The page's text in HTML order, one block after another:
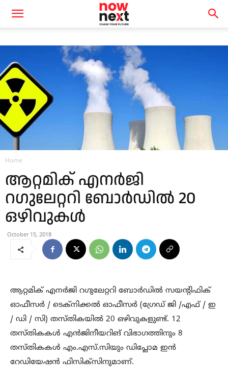
Home
ആറ്റമിക് എനർജി
റഗുലേറ്ററി ബോർഡിൽ 20
ഒഴിവുകൾ
October 15, 2018
ആറ്റമിക് എനർജി റഗുലേറ്ററി ബോർഡിൽ സയന്റിഫിക്
ഓഫീസർ / ടെക്നിക്കൽ ഓഫീസർ (ഗ്രേഡ് ജി /എഫ് / ഇ
/ ഡി / സി) തസ്തികയിൽ 20 ഒഴിവുകളുണ്ട്. 12
തസ്തികകൾ എൻജിനീയറിങ് വിഭാഗത്തിനും 8
തസ്തികകൾ എം.എസ്.സിയും ഡിപ്ലോമ ഇൻ
റേഡിയേഷൻ ഫിസിക്സിനുമാണ്.